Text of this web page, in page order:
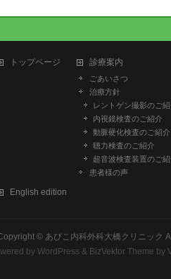
トップページ 診療案内
ごあいさつ
治療方針
レントゲン撮影のご紹
内視鏡検査のご紹介
動脈硬化検査のご紹介
聴力検査のご紹介
超音波検査装置のご紹
患者様の声
English edition
© あびこ内科外科大橋クリニック
by WordPress & BizVektor Theme by